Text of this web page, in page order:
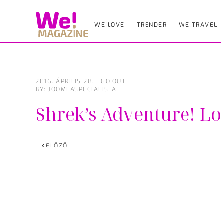
WE!LOVE TRENDER WE!TRAVEL
2016. ÁPRILIS 28. | GO OUT
BY: JOOMLASPECIALISTA
Shrek’s Adventure!
ELŐZŐ